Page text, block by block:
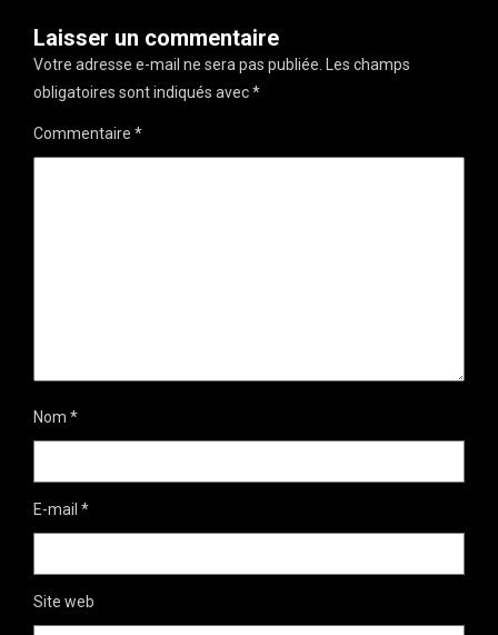
Laisser un commentaire
Votre adresse e-mail ne sera pas publiée. Les champs
obligatoires sont indiqués avec*
Commentaire *
Nom *
E-mail *
Site web